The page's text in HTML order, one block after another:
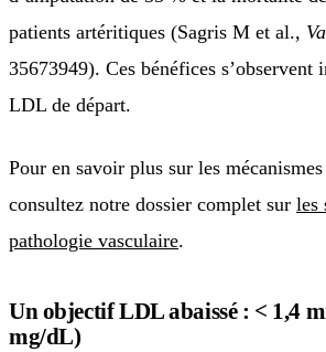
patients artéritiques (Sagris M et al.,
35673949). Ces bénéfices s’observent
LDL de départ.
Pour en savoir plus sur les
consultez notre dossier complet sur les
pathologie vasculaire.
Un objectif LDL abaissé : < 1,4
mg/dL)